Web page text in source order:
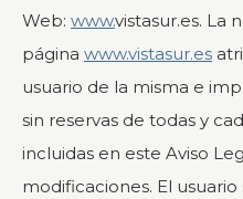
Web: www.vistasur.es. La
página www.vistasur.es
usuario de la misma e
sin reservas de todas y
incluidas en este Aviso
modificaciones. El